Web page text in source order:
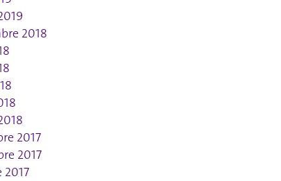
2018
2017
2017